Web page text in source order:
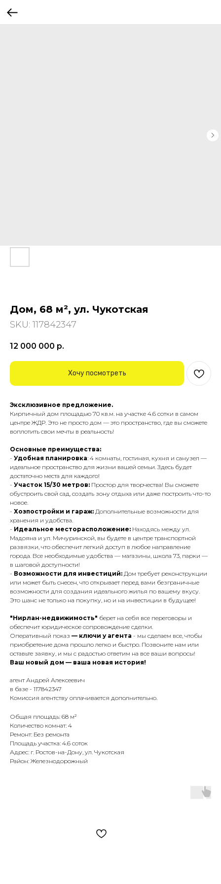
Дом, 68 м², ул. Чукотская
SKU: 117842347
12 000 000 р.
Хочу посмотреть
Эксклюзивное предложение.
Кирпичный дом площадью 70 кв.м. на участке 4.6 сотки в самом
центре ЖДР. Это не просто дом — это пространство, где вы сможете
воплотить свои мечты в реальность!
Основные преимущества:
- Удобная планировка: 4 комнаты, гостиная, кухня и санузел —
идеальное пространство для жизни вашей семьи. Здесь будет
достаточно места для каждого!
- Участок 15/30 метров: Простор для творчества! Вы сможете
обустроить свой сад, создать зону отдыха или даже построить что-то
новое.
- Хозпостройки и гараж: Дополнительные возможности для
хранения и удобства.
- Идеальное месторасположение: Находясь между ул.
Мадояна и ул. Мичуринской, вы будете в центре транспортной
развязки, что обеспечит легкий доступ в любое направление
города. Все необходимые удобства — магазины, школа 73, парки —
в шаговой доступности!
- Возможности для инвестиций: Дом требует реконструкции
или может быть снесен, что открывает перед вами безграничные
возможности для создания идеального жилья по вашему вкусу.
Это шанс не только на покупку, но и на инвестиции в будущее!
"Нирлан-недвижимость" берет на себя все переговоры и
обеспечит юридическое сопровождение сделки.
Оперативный показ — ключи у агента - мы сделаем все, чтобы
приобретение дома прошло легко и быстро. Позвоните нам или
оставьте заявку, и мы с радостью ответим на все ваши вопросы!
Ваш новый дом — ваша новая история!
агент Андрей Алексеевич
в базе - 117842347
Комиссия агентству оплачивается дополнительно.
Общая площадь: 68 м²
Количество комнат: 4
Ремонт: Без ремонта
Площадь участка: 4.6 соток
Адрес: г. Ростов-на-Дону, ул. Чукотская
Район: Железнодорожный